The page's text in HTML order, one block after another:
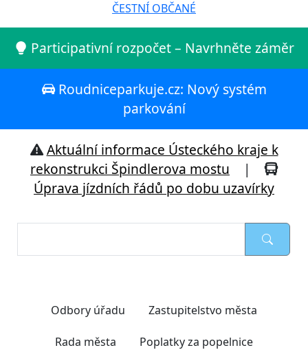
ČESTNÍ OBČANÉ
Participativní rozpočet – Navrhněte záměr
Roudniceparkuje.cz: Nový systém
parkování
Aktuální informace Ústeckého kraje k
rekonstrukci Špindlerova mostu |
Úprava jízdních řádů po dobu uzavírky
Odbory úřadu Zastupitelstvo města
Rada města Poplatky za popelnice